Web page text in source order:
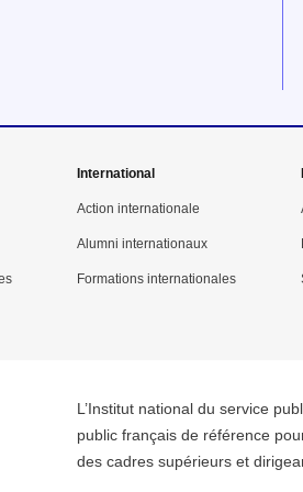
International
Action internationale
Alumni internationaux
Formations internationales
L’Institut national du service
public français de référence
des cadres supérieurs et